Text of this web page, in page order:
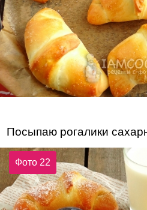
Посыпаю рогалики
Фото 22